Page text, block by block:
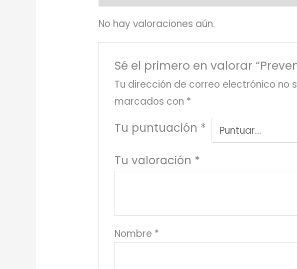
No hay valoraciones aún.
Sé el primero en valorar
Tu dirección de correo electrónico no
marcados con *
Tu puntuación *
Tu valoración *
Nombre *